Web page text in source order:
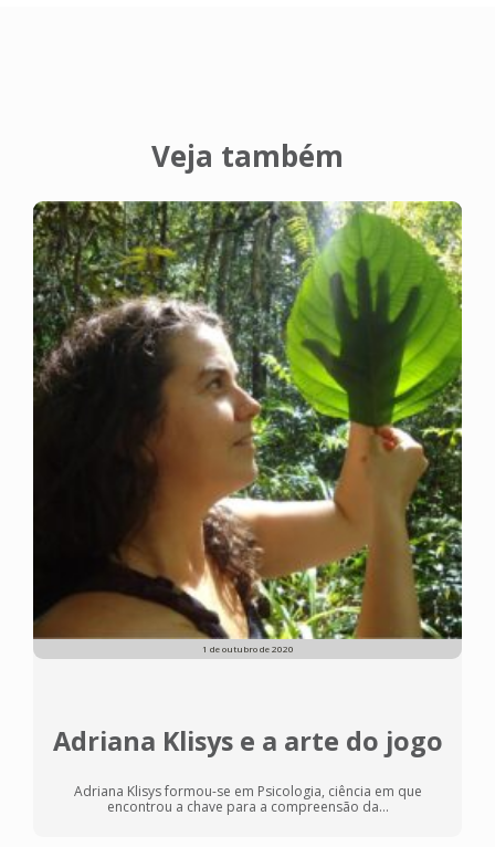
Veja também
1 de outubro de 2020
Adriana Klisys e a arte do jogo
Adriana Klisys formou-se em Psicologia, ciência em que
encontrou a chave para a compreensão da...